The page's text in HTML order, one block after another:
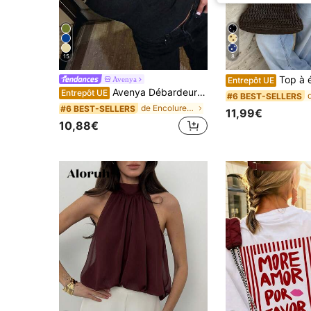
15
Avenya
Entrepôt UE Avenya Débardeur pour femmes avec décoration de rivets au col en U, pour l'été
#6 BEST-SELLERS de Encolure dégagée Hauts, chemisiers et t-shirts
10,88€
8
Entrepôt UE Top à épaules dénudées plissé à pois et
#6 BEST-SELLERS
11,99€